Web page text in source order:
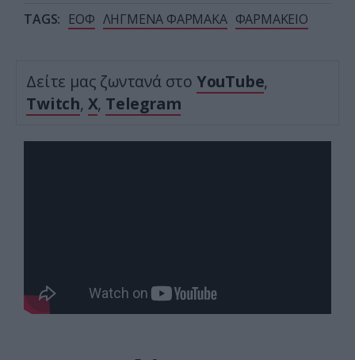
TAGS: ΕΟΦ ΛΗΓΜΕΝΑ ΦΑΡΜΑΚΑ ΦΑΡΜΑΚΕΙΟ
Δείτε μας ζωντανά στο YouTube,
Twitch, X, Telegram